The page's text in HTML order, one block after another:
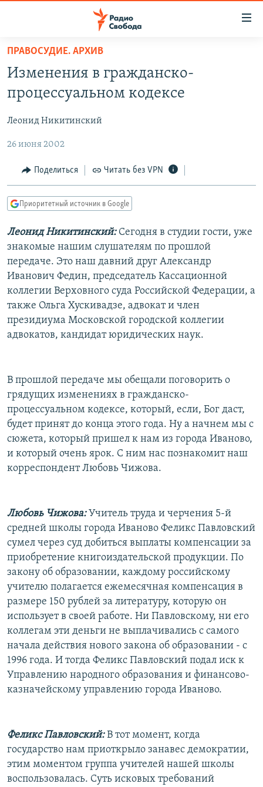
упрощенного
доступа
основному
Вернутся
главной
навигации
Вернутся
поиску
АВТОРСКИЕ ПРОЕКТЫ
ЦИТАТЫ СВОБОДЫ
МНЕНИЯ
КУЛЬТУРА
IDEL.РЕАЛИИ
КАВКАЗ.РЕАЛИИ
СЕВЕР.РЕАЛИИ
СИБИРЬ.РЕАЛИИ
РАСПИСАНИЕ ВЕЩАНИЯ
ПОДПИШИТЕСЬ НА РАССЫЛКУ
СОЦИАЛЬНЫЕ СЕТИ
Все сайты РСЕ/РС
ПРАВОСУДИЕ. АРХИВ
Изменения в гражданско-
процессуальном кодексе
Леонид Никитинский
26 июня 2002
Поделиться Читать без VPN
Приоритетный источник в Google
Леонид Никитинский:Сегодня в студии гости, уже
знакомые нашим слушателям по прошлой
передаче. Это наш давний друг Александр
Иванович Федин, председатель Кассационной
коллегии Верховного суда Российской Федерации, а
также Ольга Хускивадзе, адвокат и член
президиума Московской городской коллегии
адвокатов, кандидат юридических наук.
В прошлой передаче мы обещали поговорить о
грядущих изменениях в гражданско-
процессуальном кодексе, который, если, Бог даст,
будет принят до конца этого года. Ну а начнем мы с
сюжета, который пришел к нам из города Иваново,
и который очень ярок. С ним нас познакомит наш
корреспондент Любовь Чижова.
Любовь Чижова:Учитель труда и черчения 5-й
средней школы города Иваново Феликс Павловский
сумел через суд добиться выплаты компенсации за
приобретение книгоиздательской продукции. По
закону об образовании, каждому российскому
учителю полагается ежемесячная компенсация в
размере 150 рублей за литературу, которую он
использует в своей работе. Ни Павловскому, ни его
коллегам эти деньги не выплачивались с самого
начала действия нового закона об образовании - с
1996 года. И тогда Феликс Павловский подал иск к
Управлению народного образования и финансово-
казначейскому управлению города Иваново.
Феликс Павловский:В тот момент, когда
государство нам приоткрыло занавес демократии,
этим моментом группа учителей нашей школы
воспользовалась. Суть исковых требований